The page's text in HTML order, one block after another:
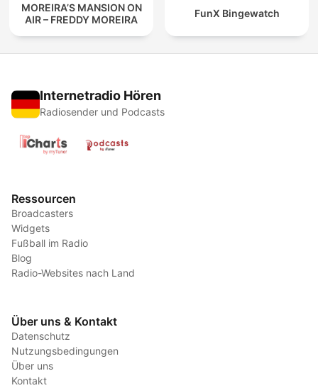
MOREIRA’S MANSION ON
AIR – FREDDY MOREIRA
FunX Bingewatch
Internetradio Hören
Radiosender und Podcasts
Ressourcen
Broadcasters
Widgets
Fußball im Radio
Blog
Radio-Websites nach Land
Über uns & Kontakt
Datenschutz
Nutzungsbedingungen
Über uns
Kontakt